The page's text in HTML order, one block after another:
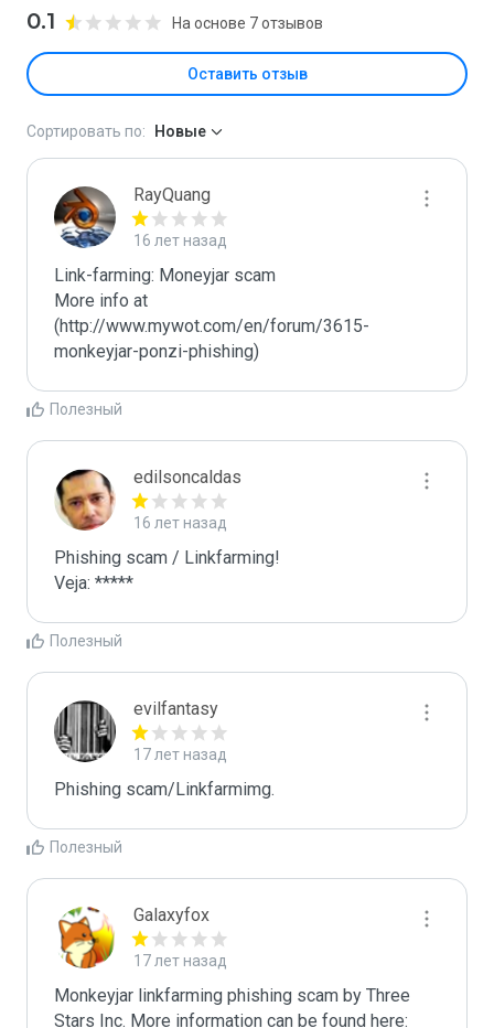
0.1 На основе 7 отзывов
Оставить отзыв
Сортировать по: Новые
RayQuang
16 лет назад
Link-farming: Moneyjar scam
More info at
(http://www.mywot.com/en/forum/3615-
monkeyjar-ponzi-phishing)
Полезный
edilsoncaldas
16 лет назад
Phishing scam / Linkfarming!
Veja: *****
Полезный
evilfantasy
17 лет назад
Phishing scam/Linkfarmimg.
Полезный
Galaxyfox
17 лет назад
Monkeyjar linkfarming phishing scam by Three
Stars Inc. More information can be found here: